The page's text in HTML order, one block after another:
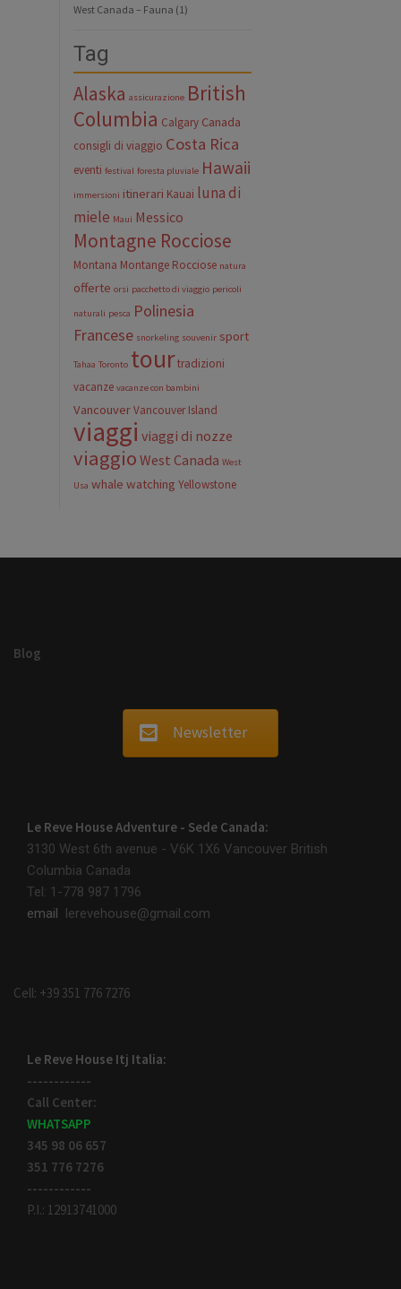
West Canada – Fauna (1)
Tag
Alaska assicurazione British
Columbia Calgary Canada
consigli di viaggio Costa Rica
eventi festival foresta pluviale Hawaii
immersioni itinerari Kauai luna di
miele Maui Messico
Montagne Rocciose
Montana Montange Rocciose natura
offerte orsi pacchetto di viaggio pericoli
naturali pesca Polinesia
Francese snorkeling souvenir sport
Tahaa Toronto tourtradizioni
vacanze vacanze con bambini
VancouverVancouver Island
viaggi viaggi di nozze
viaggio West Canada West
Usa whale watching Yellowstone
Blog
Newsletter
Le Reve House Adventure - Sede Canada:
3130 West 6th avenue - V6K 1X6 Vancouver British
Columbia Canada
Tel: 1-778 987 1796
email lerevehouse@gmail.com
Cell: +39 351 776 7276
Le Reve House Itj Italia:
------------
Call Center:
WHATSAPP
345 98 06 657
351 776 7276
------------
P.I.: 12913741000